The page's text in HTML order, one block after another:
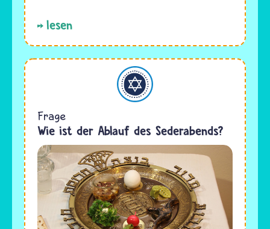
lesen
Judentum
Frage
Wie ist der Ablauf des Sederabends?